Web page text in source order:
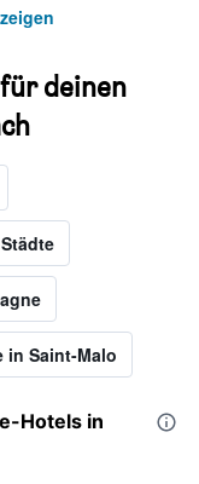
deinen
in Saint-Malo
Hotels in